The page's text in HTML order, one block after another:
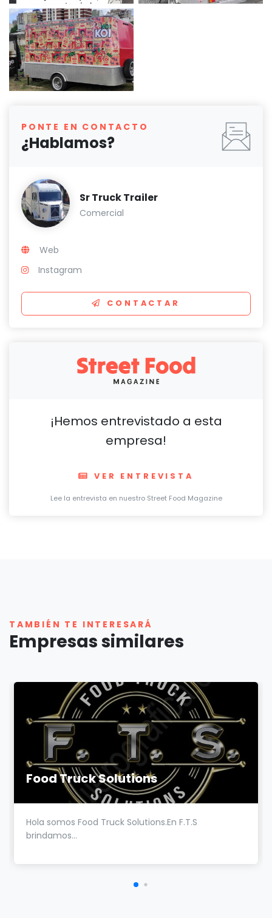
PONTE EN CONTACTO
¿Hablamos?
Sr Truck Trailer
Comercial
Web
Instagram
CONTACTAR
¡Hemos entrevistado a esta
empresa!
VER ENTREVISTA
Lee la entrevista en nuestro Street Food Magazine
TAMBIÉN TE INTERESARÁ
Empresas similares
Food Truck Solutions
Hola somos Food Truck Solutions.En F.T.S
brindamos...